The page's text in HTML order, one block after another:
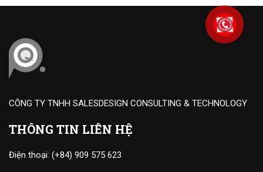
CÔNG TY TNHH SALESDESIGN CONSULTING & TECHNOLOGY
THÔNG TIN LIÊN HỆ
Điện thoại: (+84) 909 575 623